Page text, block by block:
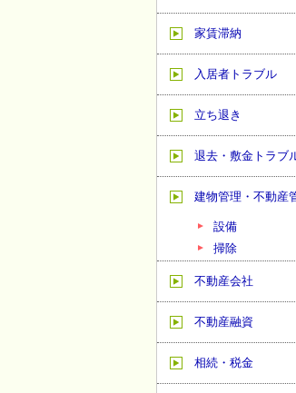
家賃滞納
入居者トラブル
立ち退き
退去・敷金トラブ
建物管理・不動産
設備
掃除
不動産会社
不動産融資
相続・税金